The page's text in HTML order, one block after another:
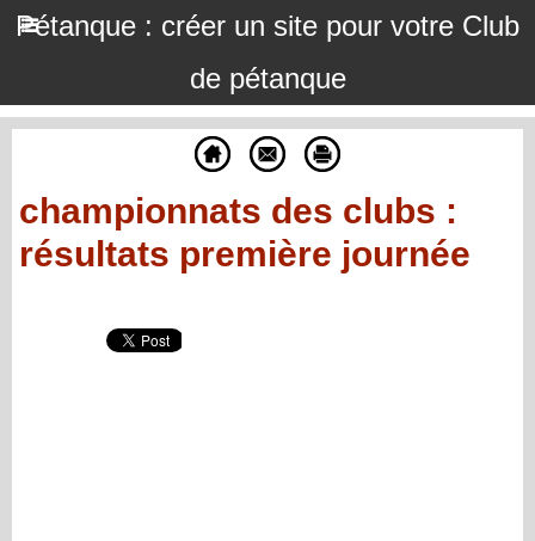
Pétanque : créer un site pour votre Club
de pétanque
championnats des clubs :
résultats première journée